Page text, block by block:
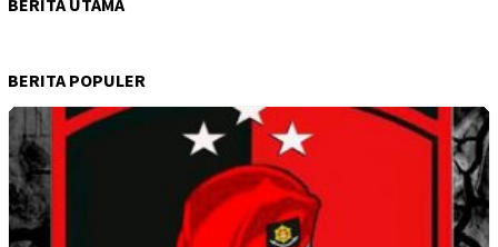
BERITA UTAMA
BERITA POPULER